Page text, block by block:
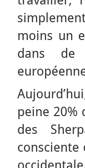
moins un
dans de
peine 20%
des